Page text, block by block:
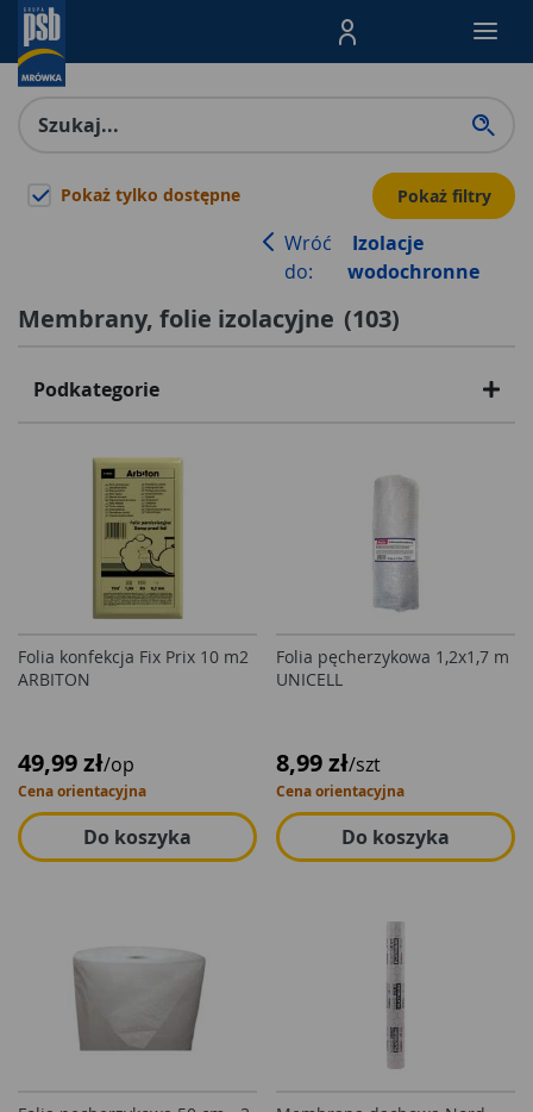
Menu Produktów,
Pokaż tylko dostępne Pokaż filtry
Wróć
do:
Izolacje
wodochronne
Membrany, folie izolacyjne (103)
Podkategorie
Folia konfekcja Fix Prix 10 m2
ARBITON
49,99 zł/op
Cena orientacyjna
Do koszyka
Folia pęcherzykowa 1,2x1,7 m
UNICELL
8,99 zł/szt
Cena orientacyjna
Do koszyka